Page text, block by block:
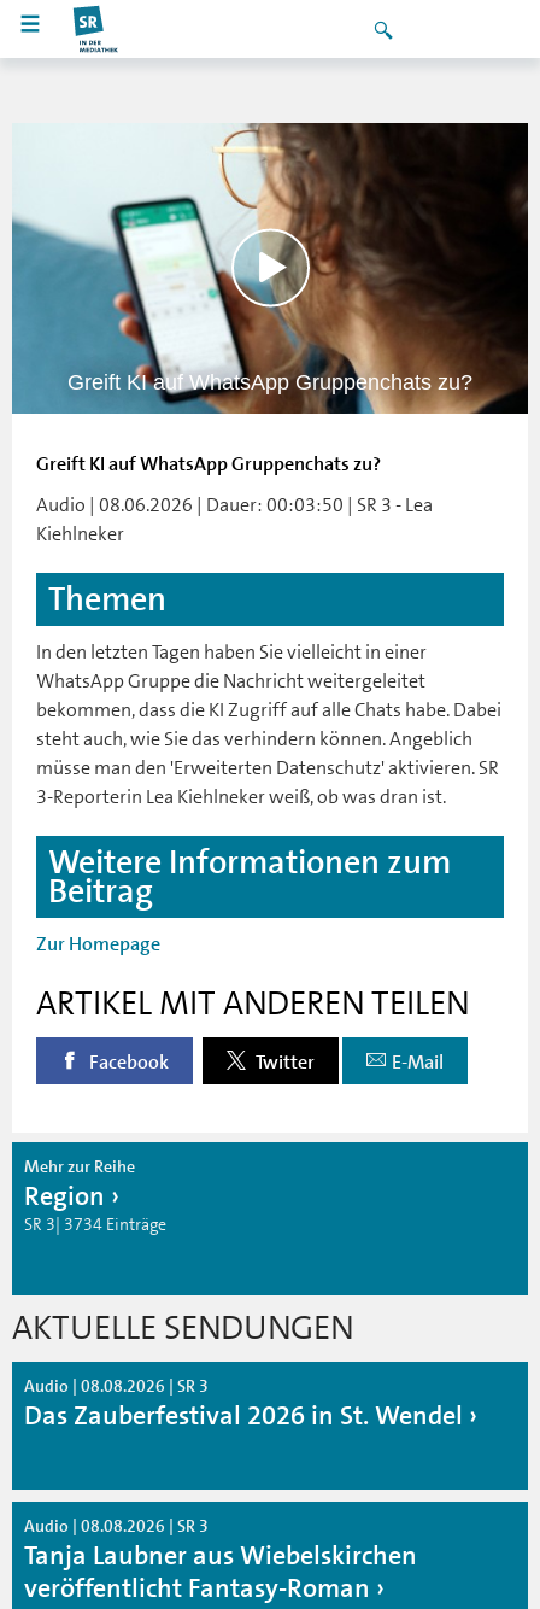
Greift KI auf WhatsApp Gruppenchats zu?
Greift KI auf WhatsApp Gruppenchats zu?
Audio | 08.06.2026 | Dauer: 00:03:50 | SR 3 - Lea
Kiehlneker
Themen
In den letzten Tagen haben Sie vielleicht in einer
WhatsApp Gruppe die Nachricht weitergeleitet
bekommen, dass die KI Zugriff auf alle Chats habe. Dabei
steht auch, wie Sie das verhindern können. Angeblich
müsse man den 'Erweiterten Datenschutz' aktivieren. SR
3-Reporterin Lea Kiehlneker weiß, ob was dran ist.
Weitere Informationen zum
Beitrag
Zur Homepage
ARTIKEL MIT ANDEREN TEILEN
Facebook Twitter E-Mail
Mehr zur Reihe
Region
SR 3| 3734 Einträge
AKTUELLE SENDUNGEN
Audio | 08.08.2026 | SR 3
Das Zauberfestival 2026 in St. Wendel
Audio | 08.08.2026 | SR 3
Tanja Laubner aus Wiebelskirchen
veröffentlicht Fantasy-Roman